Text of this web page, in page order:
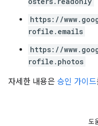
https://
rofile.emails
https://
rofile.photos
자세한 내용은 승인 가이드
도